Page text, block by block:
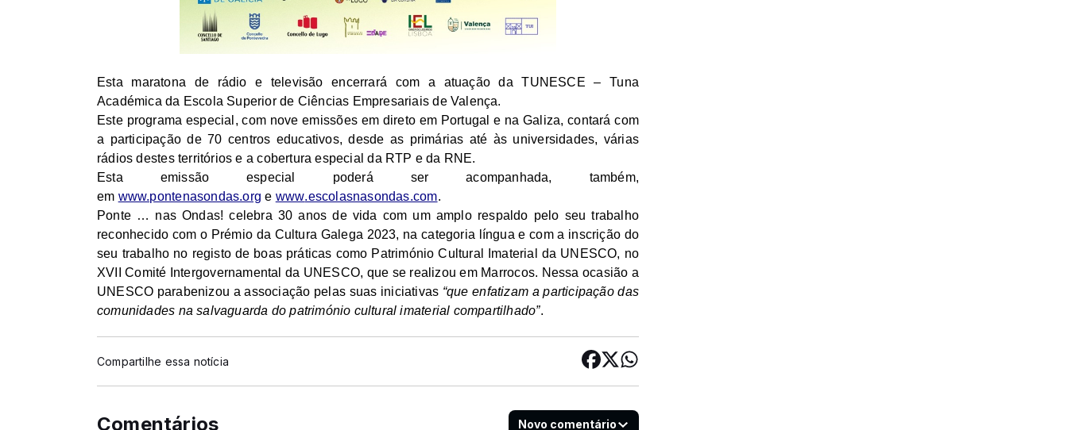
Esta maratona de rádio e televisão encerrará com a atuação da TUNESCE – Tuna
Académica da Escola Superior de Ciências Empresariais de Valença.
Este programa especial, com nove emissões em direto em Portugal e na Galiza, contará com
a participação de 70 centros educativos, desde as primárias até às universidades, várias
rádios destes territórios e a cobertura especial da RTP e da RNE.
Esta emissão especial poderá ser acompanhada, também,
em www.pontenasondas.org e www.escolasnasondas.com.
Ponte … nas Ondas! celebra 30 anos de vida com um amplo respaldo pelo seu trabalho
reconhecido com o Prémio da Cultura Galega 2023, na categoria línguae com a inscrição do
seu trabalho no registo de boas práticas como Património Cultural Imaterial da UNESCO, no
XVII Comité Intergovernamental da UNESCO, que se realizou em Marrocos. Nessa ocasião a
UNESCO parabenizou a associação pelas suas iniciativas “que enfatizam a participação das
comunidades na salvaguarda do património cultural imaterial compartilhado”.
Compartilhe essa notícia
Comentários Novo comentário